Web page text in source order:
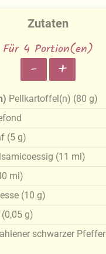
Zutaten
Für 4 Portion(en)
- +
Pellkartoffel(n) (80 g)
(5 g)
(11 ml)
ml)
(10 g)
(0,05 g)
schwarzer Pfeffer